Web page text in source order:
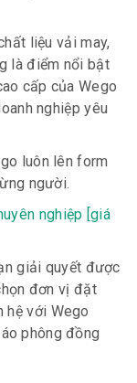
liệu vải may,
là điểm nổi bật
cấp của Wego
nghiệp yêu
luôn lên form
người.
nghiệp [giá
giải quyết được
đơn vị đặt
hệ với Wego
phông đồng